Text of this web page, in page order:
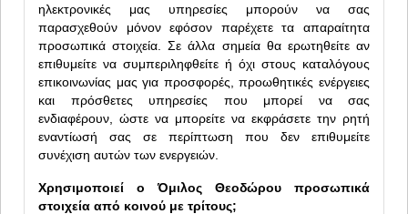
ηλεκτρονικές μας υπηρεσίες μπορούν να σας
παρασχεθούν μόνον εφόσον παρέχετε τα απαραίτητα
προσωπικά στοιχεία. Σε άλλα σημεία θα ερωτηθείτε αν
επιθυμείτε να συμπεριληφθείτε ή όχι στους καταλόγους
επικοινωνίας μας για προσφορές, προωθητικές ενέργειες
και πρόσθετες υπηρεσίες που μπορεί να σας
ενδιαφέρουν, ώστε να μπορείτε να εκφράσετε την ρητή
εναντίωσή σας σε περίπτωση που δεν επιθυμείτε
συνέχιση αυτών των ενεργειών.
Χρησιμοποιεί ο Όμιλος Θεοδώρου προσωπικά
στοιχεία από κοινού με τρίτους;